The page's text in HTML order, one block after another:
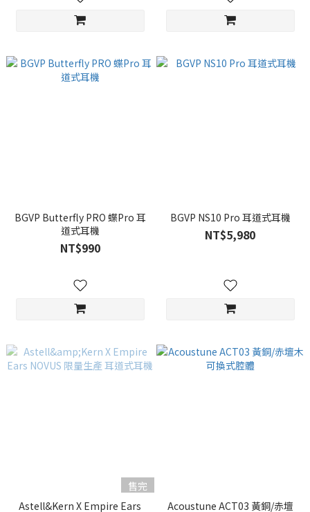
BGVP Butterfly PRO 蝶Pro 耳
道式耳機
NT$990
BGVP NS10 Pro 耳道式耳機
NT$5,980
售完
Astell&Kern X Empire Ears
Acoustune ACT03 黃銅/赤壇